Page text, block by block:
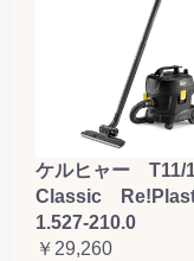
ケルヒャー
Classic
1.527-210.0
￥29,260